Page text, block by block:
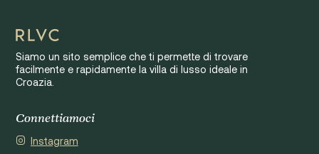
Siamo un sito semplice che ti permette di trovare
facilmente e rapidamente la villa di lusso ideale in
Croazia.
Connettiamoci
Instagram